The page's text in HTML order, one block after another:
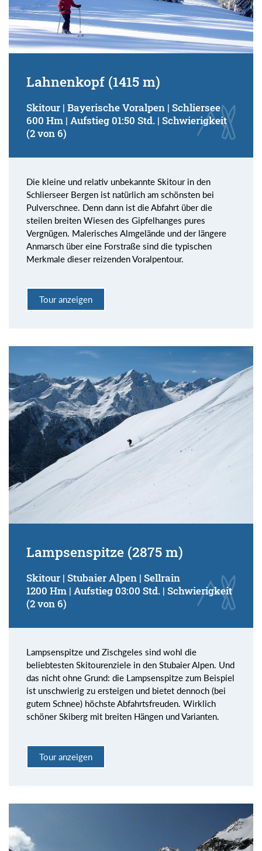
Lahnenkopf (1415 m)
Skitour | Bayerische Voralpen | Schliersee
600 Hm | Aufstieg 01:50 Std. | Schwierigkeit
(2 von 6)
Die kleine und relativ unbekannte Skitour in den
Schlierseer Bergen ist natürlich am schönsten bei
Pulverschnee. Denn dann ist die Abfahrt über die
steilen breiten Wiesen des Gipfelhanges pures
Vergnügen. Malerisches Almgelände und der längere
Anmarsch über eine Forstraße sind die typischen
Merkmale dieser reizenden Voralpentour.
Tour anzeigen
Lampsenspitze (2875 m)
Skitour | Stubaier Alpen | Sellrain
1200 Hm | Aufstieg 03:00 Std. | Schwierigkeit
(2 von 6)
Lampsenspitze und Zischgeles sind wohl die
beliebtesten Skitourenziele in den Stubaier Alpen. Und
das nicht ohne Grund: die Lampsenspitze zum Beispiel
ist unschwierig zu ersteigen und bietet dennoch (bei
gutem Schnee) höchste Abfahrtsfreuden. Wirklich
schöner Skiberg mit breiten Hängen und Varianten.
Tour anzeigen